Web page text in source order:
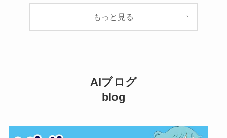
もっと見る
AIブログ
blog